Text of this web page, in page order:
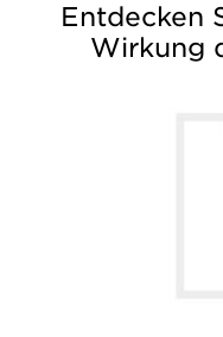
Entdecken
Wirkung